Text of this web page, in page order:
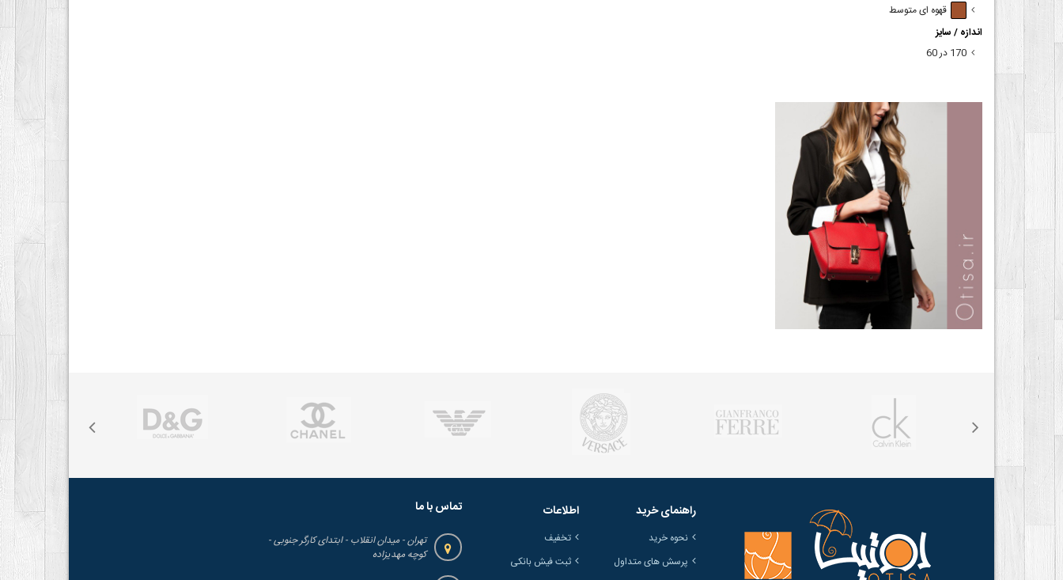
قهوه ای متوسط
اندازه / سایز
170 در 60
راهنمای خرید
نحوه خرید
پرسش های متداول
اطلاعات
تخفیف
ثبت فیش بانکی
تماس با ما
تهران - میدان انقلاب - ابتدای کارگر جنوبی -
کوچه مهدیزاده